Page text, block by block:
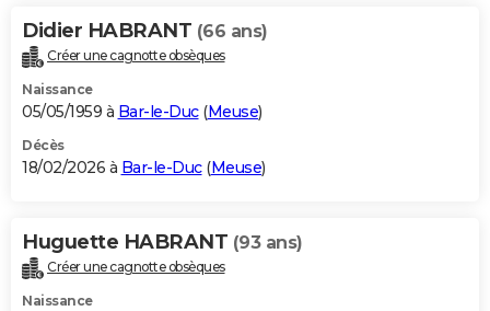
Carte de Noël
Carte Bonne année
Carte Saint-Valentin
Carte Pâques
Carte d'anniversaire
DICTIONNAIRE
Dictionnaire
Biographies
Citations
Expressions
Proverbes
PROGRAMME TV
S'inscrire
Se connecter
Lycées
Collèges
Primaires
Universités
Entreprises
Service militaire
Avis de recherche
AVIS DE DÉCÈS
Bricolage
Lifestyle
Culture
Sport
Auto
Television
Voyage
Cinema
Didier HABRANT (66 ans)
Créer une cagnotte obsèques
Naissance
05/05/1959 à Bar-le-Duc(Meuse)
Décès
18/02/2026 à Bar-le-Duc(Meuse)
Huguette HABRANT (93 ans)
Créer une cagnotte obsèques
Naissance